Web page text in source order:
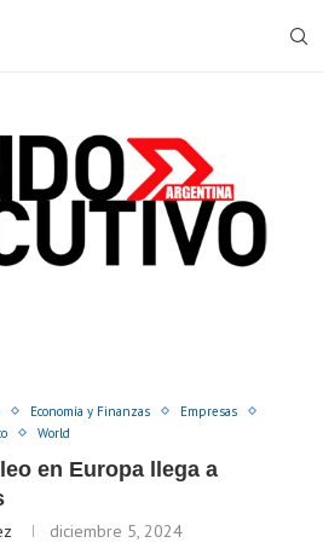
Economía y Finanzas
Empresas
World
en Europa llega a
diciembre 5, 2024